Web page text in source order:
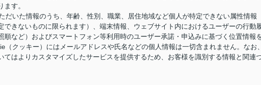
す。
だいた情報のうち、年齢、性別、職業、居住地域など個人が特定できない属性情報
できないものに限られます）、端末情報、ウェブサイト内におけるユーザーの行動
順など）およびスマートフォン等利用時のユーザー承諾・申込みに基づく位置情報
クッキー）にはメールアドレスや氏名などの個人情報は一切含まれません。なお、
てはよりカスタマイズしたサービスを提供するため、お客様を識別する情報と関連